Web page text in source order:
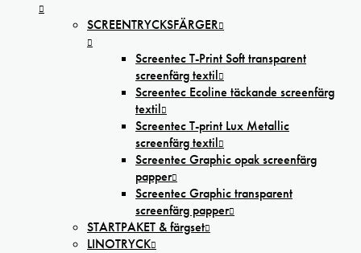
SCREENTRYCKSFÄRGER
Screentec T-Print Soft transparent
screenfärg textil
Screentec Ecoline täckande screenfärg
textil
Screentec T-print Lux Metallic
screenfärg textil
Screentec Graphic opak screenfärg
papper
Screentec Graphic transparent
screenfärg papper
STARTPAKET & färgset
LINOTRYCK